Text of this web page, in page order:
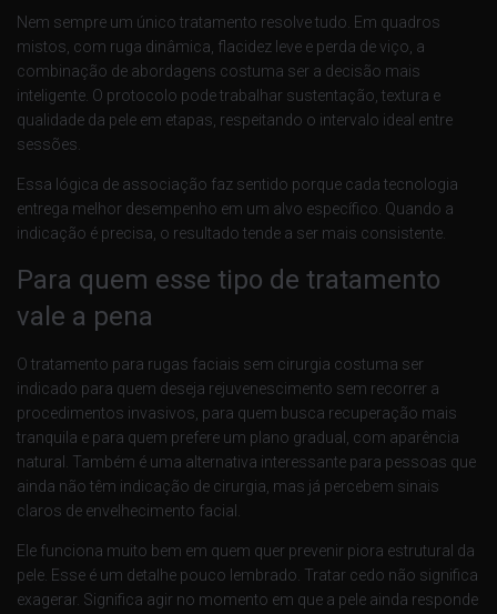
Nem sempre um único tratamento resolve tudo. Em quadros
mistos, com ruga dinâmica, flacidez leve e perda de viço, a
combinação de abordagens costuma ser a decisão mais
inteligente. O protocolo pode trabalhar sustentação, textura e
qualidade da pele em etapas, respeitando o intervalo ideal entre
sessões.
Essa lógica de associação faz sentido porque cada tecnologia
entrega melhor desempenho em um alvo específico. Quando a
indicação é precisa, o resultado tende a ser mais consistente.
Para quem esse tipo de tratamento
vale a pena
O tratamento para rugas faciais sem cirurgia costuma ser
indicado para quem deseja rejuvenescimento sem recorrer a
procedimentos invasivos, para quem busca recuperação mais
tranquila e para quem prefere um plano gradual, com aparência
natural. Também é uma alternativa interessante para pessoas que
ainda não têm indicação de cirurgia, mas já percebem sinais
claros de envelhecimento facial.
Ele funciona muito bem em quem quer prevenir piora estrutural da
pele. Esse é um detalhe pouco lembrado. Tratar cedo não significa
exagerar. Significa agir no momento em que a pele ainda responde